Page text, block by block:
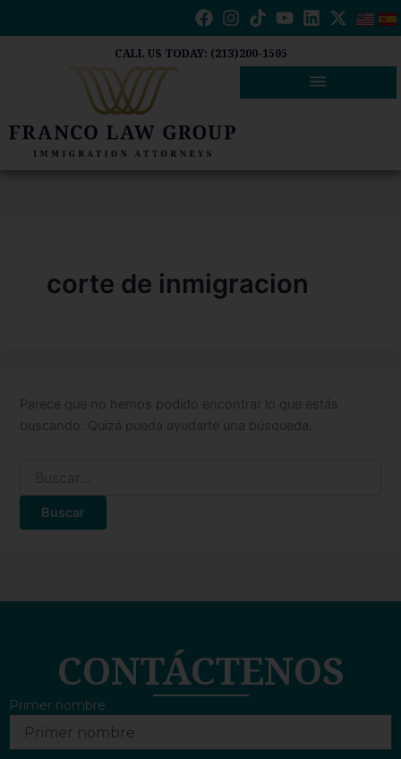
CALL US TODAY: (213)200-1505
corte de inmigracion
Parece que no hemos podido encontrar lo que estás
buscando. Quizá pueda ayudarte una búsqueda.
CONTÁCTENOS
Primer nombre